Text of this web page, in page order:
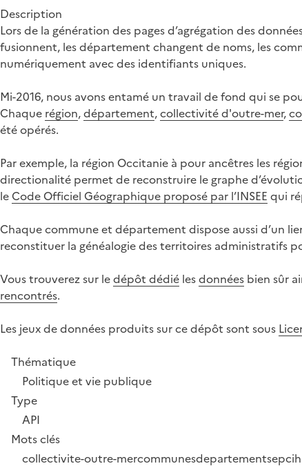
Description
Lors de la génération des pages d’agrégation des
fusionnent, les département changent de noms, les
numériquement avec des identifiants uniques.
Mi-2016, nous avons entamé un travail de fond qui se
Chaque région,département,collectivité d'outre-mer,
été opérés.
Par exemple, la région Occitanie à pour ancêtres les
directionalité permet de reconstruire le graphe
le Code Officiel Géographique proposé par l’INSEE qui
Chaque commune et département dispose aussi d’un
reconstituer la généalogie des territoires administratifs
Vous trouverez sur ledépôt dédié lesdonnées bien sûr
rencontrés.
Les jeux de données produits sur ce dépôt sont sous
Thématique
Politique et vie publique
Type
API
Mots clés
collectivite-outre-mercommunesdepartementsepci